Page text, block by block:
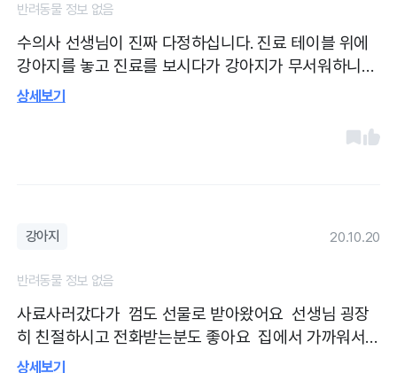
반려동물 정보 없음
수의사 선생님이 진짜 다정하십니다. 진료 테이블 위에
강아지를 놓고 진료를 보시다가 강아지가 무서워하니
강아지 위치를 바로하는 게 아니라 본인이 불편한 자세
상세보기
강아지 20.10.20
반려동물 정보 없음
사료사러갔다가 껌도 선물로 받아왔어요 선생님 굉장
히 친절하시고 전화받는분도 좋아요 집에서 가까워서
종종 가는데 갈 때마다 기분이 좋아요 아파트 상가 2층
상세보기